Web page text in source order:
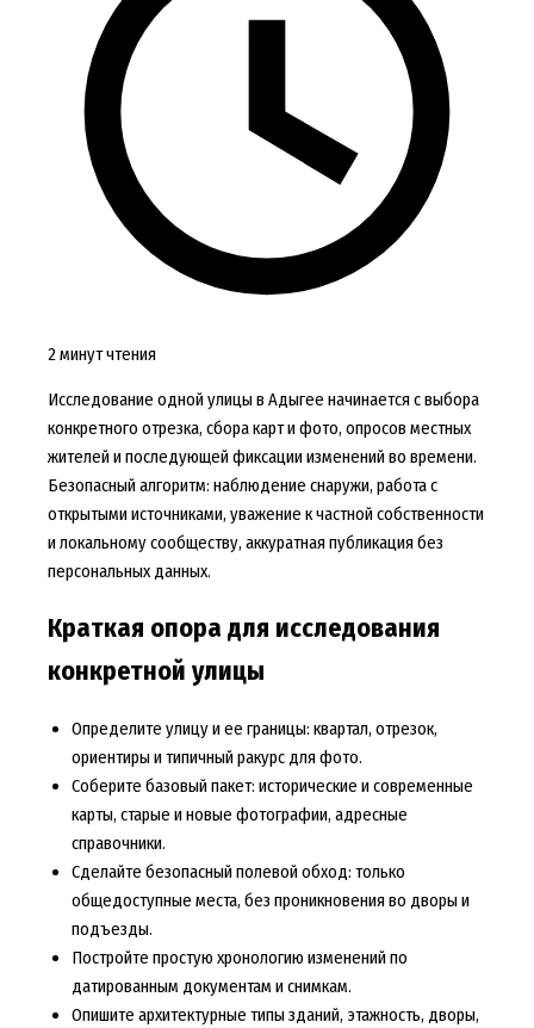
2 минут чтения
Исследование одной улицы в Адыгее начинается с выбора
конкретного отрезка, сбора карт и фото, опросов местных
жителей и последующей фиксации изменений во времени.
Безопасный алгоритм: наблюдение снаружи, работа с
открытыми источниками, уважение к частной собственности
и локальному сообществу, аккуратная публикация без
персональных данных.
Краткая опора для исследования
конкретной улицы
Определите улицу и ее границы: квартал, отрезок,
ориентиры и типичный ракурс для фото.
Соберите базовый пакет: исторические и современные
карты, старые и новые фотографии, адресные
справочники.
Сделайте безопасный полевой обход: только
общедоступные места, без проникновения во дворы и
подъезды.
Постройте простую хронологию изменений по
датированным документам и снимкам.
Опишите архитектурные типы зданий, этажность, дворы,